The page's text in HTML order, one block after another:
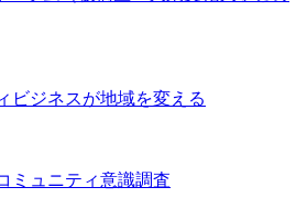
ビジネスが地域を変える
ミュニティ意識調査